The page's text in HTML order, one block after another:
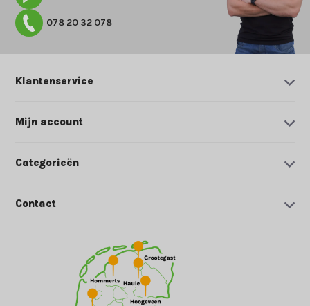
078 20 32 078
Klantenservice
Mijn account
Categorieën
Contact